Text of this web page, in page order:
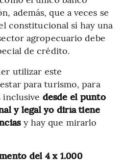
además, que a veces se
constitucional sí hay una
agropecuario debe
de crédito.
utilizar este
para turismo, para
inclusive desde el punto
y legal yo diría tiene
y hay que mirarlo
del 4 x 1.000